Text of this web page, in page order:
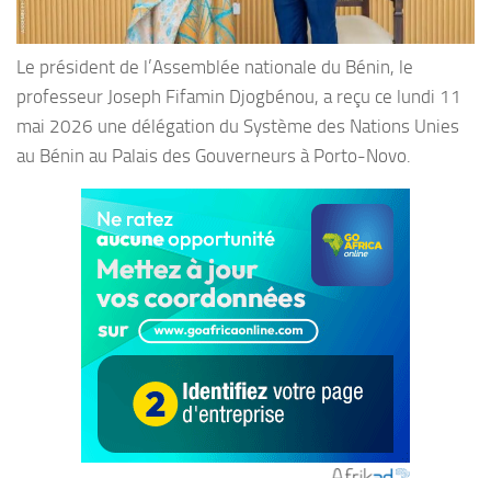
Le président de l’Assemblée nationale du Bénin, le
professeur Joseph Fifamin Djogbénou, a reçu ce lundi 11
mai 2026 une délégation du Système des Nations Unies
au Bénin au Palais des Gouverneurs à Porto-Novo.